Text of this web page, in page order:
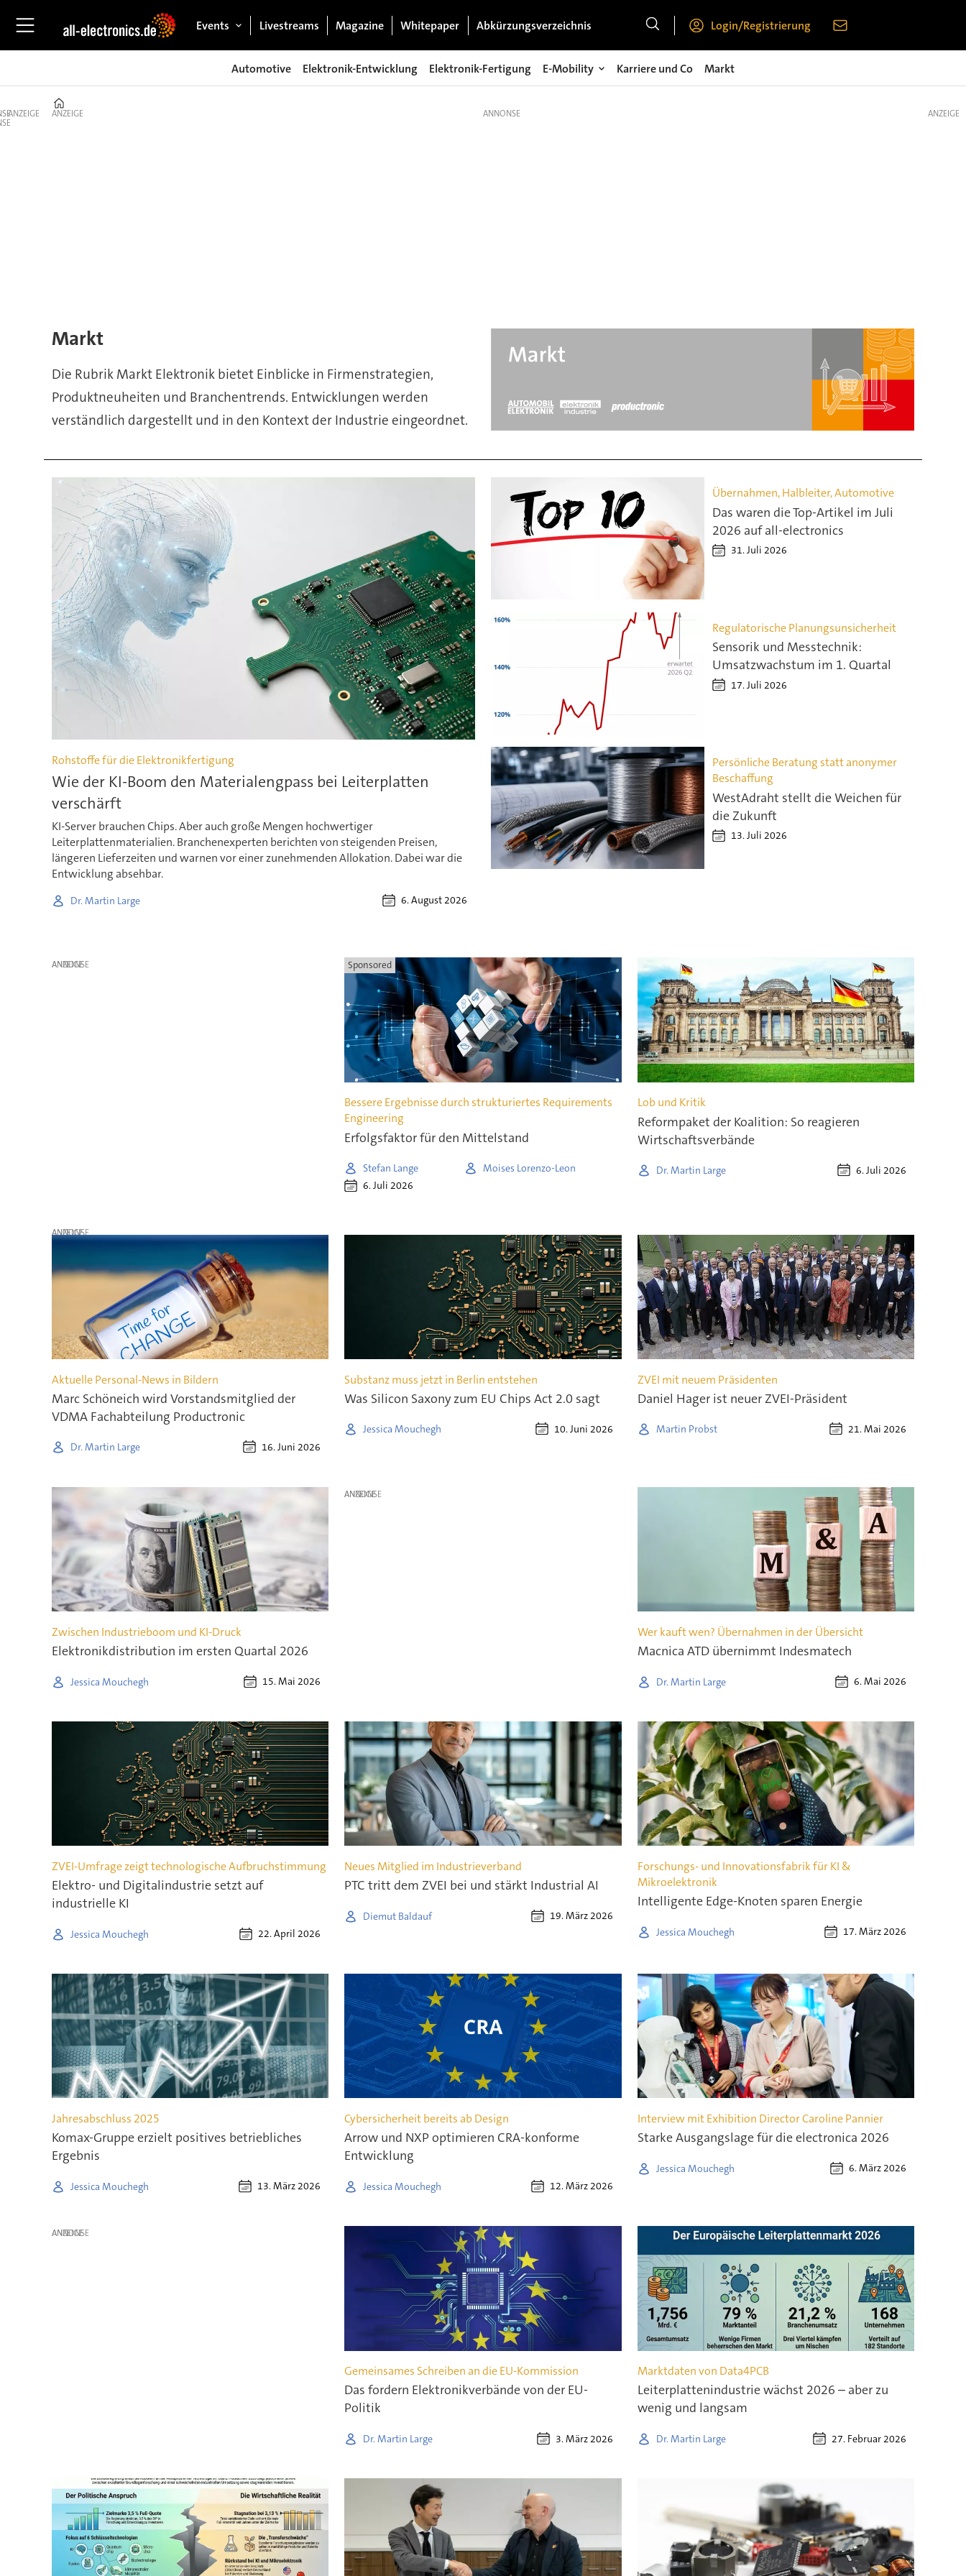
Events Livestreams Magazine Whitepaper Abkürzungsverzeichnis Login/Registrierung
Automotive Elektronik-Entwicklung Elektronik-Fertigung E-Mobility Karriere und Co Markt
ANZEIGE
Produkte
ANZEIGE
Markt
Die Rubrik Markt Elektronik bietet Einblicke in Firmenstrategien,
Produktneuheiten und Branchentrends. Entwicklungen werden
verständlich dargestellt und in den Kontext der Industrie eingeordnet.
Rohstoffe für die Elektronikfertigung
Wie der KI-Boom den Materialengpass bei Leiterplatten
verschärft
KI-Server brauchen Chips. Aber auch große Mengen hochwertiger
Leiterplattenmaterialien. Branchenexperten berichten von steigenden Preisen,
längeren Lieferzeiten und warnen vor einer zunehmenden Allokation. Dabei war die
Entwicklung absehbar.
Dr. Martin Large 6. August 2026
Übernahmen, Halbleiter, Automotive
Das waren die Top-Artikel im Juli
2026 auf all-electronics
31. Juli 2026
Regulatorische Planungsunsicherheit
Sensorik und Messtechnik:
Umsatzwachstum im 1. Quartal
17. Juli 2026
Persönliche Beratung statt anonymer
Beschaffung
WestAdraht stellt die Weichen für
die Zukunft
13. Juli 2026
ANZEIGE Sponsored
Bessere Ergebnisse durch strukturiertes Requirements
Engineering
Erfolgsfaktor für den Mittelstand
Stefan Lange
Moises Lorenzo-Leon
6. Juli 2026
Lob und Kritik
Reformpaket der Koalition: So reagieren
Wirtschaftsverbände
Dr. Martin Large 6. Juli 2026
ANZEIGE
Aktuelle Personal-News in Bildern
Marc Schöneich wird Vorstandsmitglied der
VDMA Fachabteilung Productronic
Dr. Martin Large 16. Juni 2026
Substanz muss jetzt in Berlin entstehen
Was Silicon Saxony zum EU Chips Act 2.0 sagt
Jessica Mouchegh 10. Juni 2026
ZVEI mit neuem Präsidenten
Daniel Hager ist neuer ZVEI-Präsident
Martin Probst 21. Mai 2026
Zwischen Industrieboom und KI-Druck
Elektronik­dis­tri­bu­tion im ersten Quar­tal 2026
Jessica Mouchegh 15. Mai 2026
ANZEIGE
Wer kauft wen? Übernahmen in der Übersicht
Macnica ATD übernimmt Indesmatech
Dr. Martin Large 6. Mai 2026
ZVEI-Umfrage zeigt technologische Aufbruchstimmung
Elektro- und Digitalindustrie setzt auf
industrielle KI
Jessica Mouchegh 22. April 2026
Neues Mitglied im Industrieverband
PTC tritt dem ZVEI bei und stärkt Industrial AI
Diemut Baldauf 19. März 2026
Forschungs- und Innovationsfabrik für KI &
Mikroelektronik
Intelligente Edge-Knoten sparen Energie
Jessica Mouchegh 17. März 2026
Jahresabschluss 2025
Komax-Gruppe erzielt positives betriebliches
Ergebnis
Jessica Mouchegh 13. März 2026
Cybersicherheit bereits ab Design
Arrow und NXP optimieren CRA-konforme
Entwicklung
Jessica Mouchegh 12. März 2026
Interview mit Exhibition Director Caroline Pannier
Starke Ausgangslage für die electronica 2026
Jessica Mouchegh 6. März 2026
ANZEIGE
Gemeinsames Schreiben an die EU-Kommission
Das fordern Elektronikverbände von der EU-
Politik
Dr. Martin Large 3. März 2026
Marktdaten von Data4PCB
Leiterplattenindustrie wächst 2026 – aber zu
wenig und langsam
Dr. Martin Large 27. Februar 2026
ANZEIGE